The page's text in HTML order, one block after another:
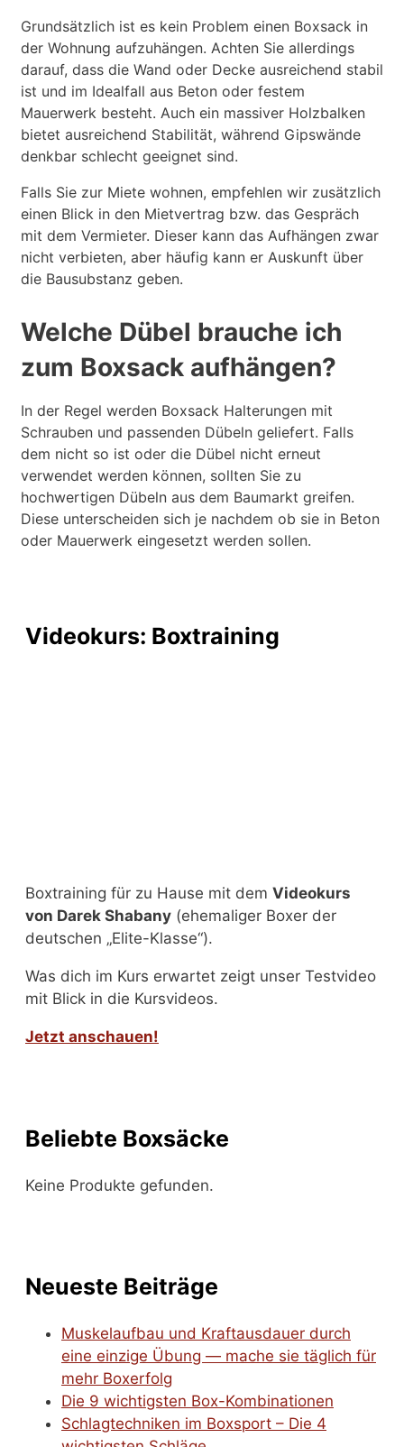
Grundsätzlich ist es kein Problem einen Boxsack in
der Wohnung aufzuhängen. Achten Sie allerdings
darauf, dass die Wand oder Decke ausreichend stabil
ist und im Idealfall aus Beton oder festem
Mauerwerk besteht. Auch ein massiver Holzbalken
bietet ausreichend Stabilität, während Gipswände
denkbar schlecht geeignet sind.
Falls Sie zur Miete wohnen, empfehlen wir zusätzlich
einen Blick in den Mietvertrag bzw. das Gespräch
mit dem Vermieter. Dieser kann das Aufhängen zwar
nicht verbieten, aber häufig kann er Auskunft über
die Bausubstanz geben.
Welche Dübel brauche ich
zum Boxsack aufhängen?
In der Regel werden Boxsack Halterungen mit
Schrauben und passenden Dübeln geliefert. Falls
dem nicht so ist oder die Dübel nicht erneut
verwendet werden können, sollten Sie zu
hochwertigen Dübeln aus dem Baumarkt greifen.
Diese unterscheiden sich je nachdem ob sie in Beton
oder Mauerwerk eingesetzt werden sollen.
Videokurs: Boxtraining
Boxtraining für zu Hause mit dem Videokurs
von Darek Shabany (ehemaliger Boxer der
deutschen „Elite-Klasse“).
Was dich im Kurs erwartet zeigt unser Testvideo
mit Blick in die Kursvideos.
Jetzt anschauen!
Beliebte Boxsäcke
Keine Produkte gefunden.
Neueste Beiträge
Muskelaufbau und Kraftausdauer durch
eine einzige Übung — mache sie täglich für
mehr Boxerfolg
Die 9 wichtigsten Box-Kombinationen
Schlagtechniken im Boxsport – Die 4